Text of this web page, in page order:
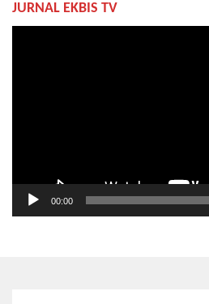
JURNAL EKBIS TV
00:00